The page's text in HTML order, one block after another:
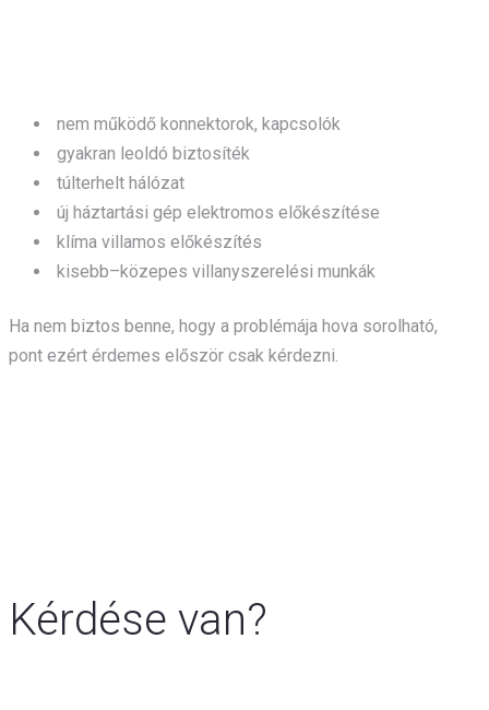
nem működő konnektorok, kapcsolók
gyakran leoldó biztosíték
túlterhelt hálózat
új háztartási gép elektromos előkészítése
klíma villamos előkészítés
kisebb–közepes villanyszerelési munkák
Ha nem biztos benne, hogy a problémája hova sorolható,
pont ezért érdemes először csak kérdezni.
Kérdése van?